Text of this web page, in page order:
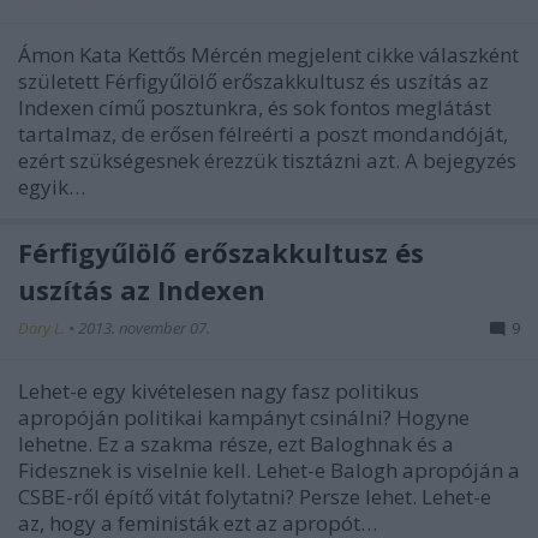
Ámon Kata Kettős Mércén megjelent cikke válaszként
született Férfigyűlölő erőszakkultusz és uszítás az
Indexen című posztunkra, és sok fontos meglátást
tartalmaz, de erősen félreérti a poszt mondandóját,
ezért szükségesnek érezzük tisztázni azt. A bejegyzés
egyik…
Férfigyűlölő erőszakkultusz és
uszítás az Indexen
Döry L. • 2013. november 07. 9
Lehet-e egy kivételesen nagy fasz politikus
apropóján politikai kampányt csinálni? Hogyne
lehetne. Ez a szakma része, ezt Baloghnak és a
Fidesznek is viselnie kell. Lehet-e Balogh apropóján a
CSBE-ről építő vitát folytatni? Persze lehet. Lehet-e
az, hogy a feministák ezt az apropót…